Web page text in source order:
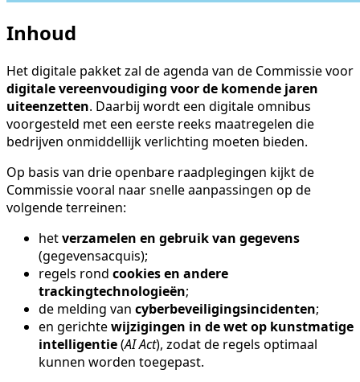
Inhoud
Het digitale pakket zal de agenda van de Commissie voor
digitale vereenvoudiging voor de komende jaren
uiteenzetten. Daarbij wordt een digitale omnibus
voorgesteld met een eerste reeks maatregelen die
bedrijven onmiddellijk verlichting moeten bieden.
Op basis van drie openbare raadplegingen kijkt de
Commissie vooral naar snelle aanpassingen op de
volgende terreinen:
hetverzamelen en gebruik van gegevens
(gegevensacquis);
regels rond cookies en andere
trackingtechnologieën;
de melding van cyberbeveiligingsincidenten;
en gerichtewijzigingen in de wet op kunstmatige
intelligentie(AI Act), zodat de regels optimaal
kunnen worden toegepast.